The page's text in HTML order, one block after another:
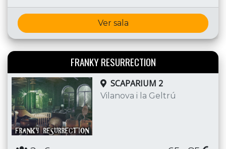
Ver sala
FRANKY RESURRECTION
SCAPARIUM 2
Vilanova i la Geltrú